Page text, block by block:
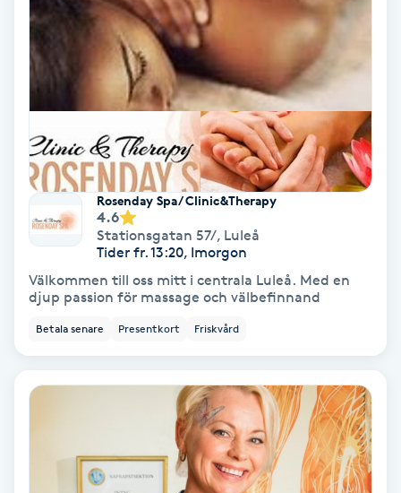
Brynplockning
Bröllopsuppsättning
Celluliter
Coachning
Color correction
Cryoterapi
Diamantslipning
Rosenday Spa/ Clinic&Therapy
4.6
Stationsgatan 57/, Luleå
Tider fr. 13:20, Imorgon
Välkommen till oss mitt i centrala Luleå. Med en
djup passion för massage och välbefinnand
Betala senare Presentkort Friskvård